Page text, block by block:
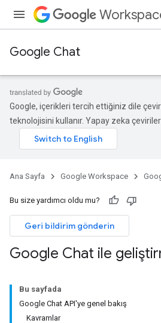
Google Chat
Google, içerikleri tercih ettiğiniz dile
teknolojisini kullanır. Yapay zeka
Ana Sayfa Google Workspace
Bu size yardımcı oldu mu?
Geri bildirim gönderin
Google Chat ile
Bu sayfada
Google Chat API'ye genel bakış
Kavramlar